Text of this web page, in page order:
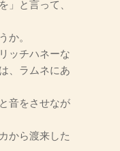
」と言って、
か。
ッチハネーな
、ラムネにあ
音をさせなが
から渡来した